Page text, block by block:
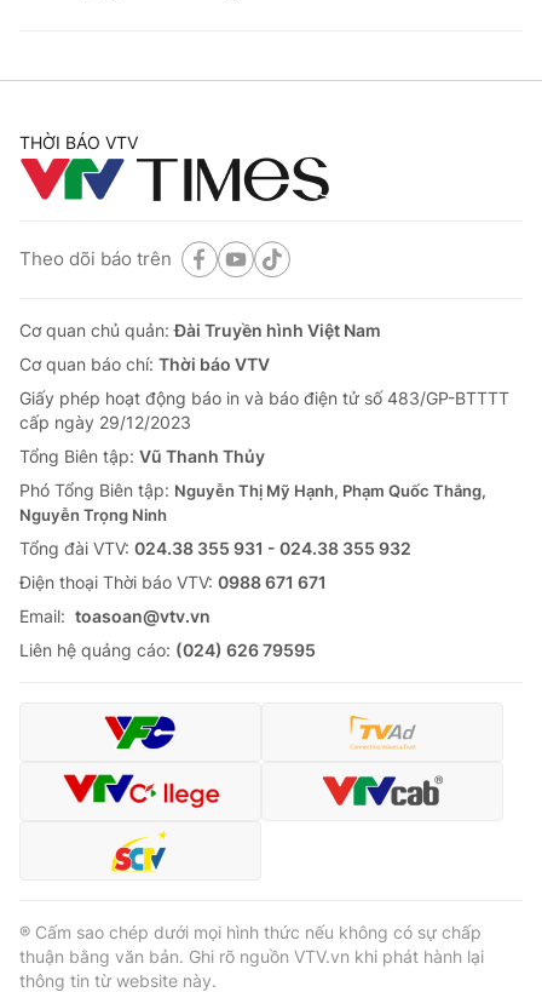
THỜI BÁO VTV
Theo dõi báo trên
Cơ quan chủ quản:Đài Truyền hình Việt Nam
Cơ quan báo chí: Thời báo VTV
Giấy phép hoạt động báo in và báo điện tử số 483/GP-BTTTT
cấp ngày 29/12/2023
Tổng Biên tập: Vũ Thanh Thủy
Phó Tổng Biên tập: Nguyễn Thị Mỹ Hạnh, Phạm Quốc Thắng,
Nguyễn Trọng Ninh
Tổng đài VTV: 024.38 355 931 - 024.38 355 932
Ðiện thoại Thời báo VTV: 0988 671 671
Email: toasoan@vtv.vn
Liên hệ quảng cáo: (024) 626 79595
® Cấm sao chép dưới mọi hình thức nếu không có sự chấp
thuận bằng văn bản. Ghi rõ nguồn VTV.vn khi phát hành lại
thông tin từ website này.